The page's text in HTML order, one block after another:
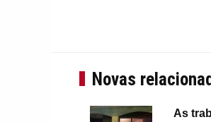
Novas
As